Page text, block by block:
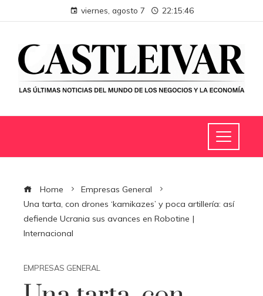
viernes, agosto 7 22:15:47
Home
Empresas General
Una tarta, con drones ‘kamikazes’ y poca artillería: así
defiende Ucrania sus avances en Robotine |
Internacional
EMPRESAS GENERAL